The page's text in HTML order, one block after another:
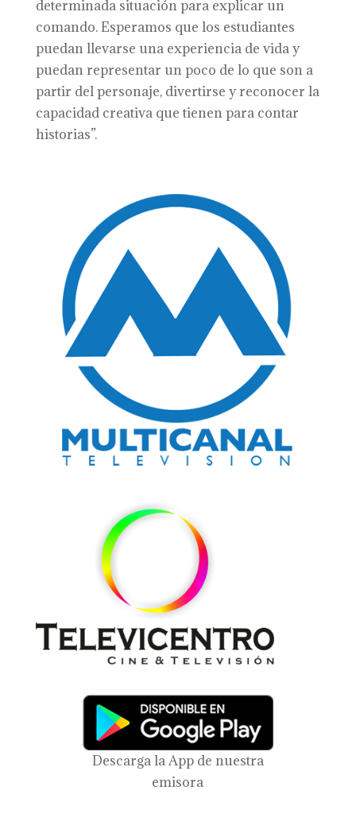
determinada situación para explicar un
comando. Esperamos que los estudiantes
puedan llevarse una experiencia de vida y
puedan representar un poco de lo que son a
partir del personaje, divertirse y reconocer la
capacidad creativa que tienen para contar
historias”.
Descarga la App de nuestra
emisora